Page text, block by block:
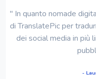
" In quanto nomade
di TranslatePic per
dei social media in più
-